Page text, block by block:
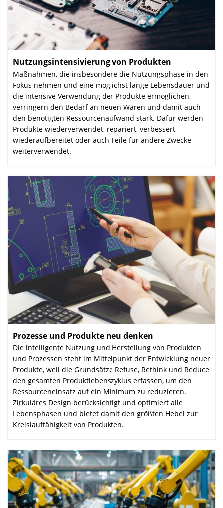
Nutzungsintensivierung von Produkten
Maßnahmen, die insbesondere die Nutzungsphase in den
Fokus nehmen und eine möglichst lange Lebensdauer und
die intensive Verwendung der Produkte ermöglichen,
verringern den Bedarf an neuen Waren und damit auch
den benötigten Ressourcen­aufwand stark. Dafür werden
Produkte wiederverwendet, repariert, verbessert,
wiederaufbereitet oder auch Teile für andere Zwecke
weiterverwendet.
Prozesse und Produkte neu denken
Die intelligente Nutzung und Herstellung von Produkten
und Prozessen steht im Mittelpunkt der Entwicklung neuer
Produkte, weil die Grundsätze Refuse, Rethink und Reduce
den gesamten Produkt­lebens­zyklus erfassen, um den
Ressourcen­einsatz auf ein Minimum zu reduzieren.
Zirkuläres Design berücksichtigt und optimiert alle
Lebensphasen und bietet damit den größten Hebel zur
Kreislauffähigkeit von Produkten.